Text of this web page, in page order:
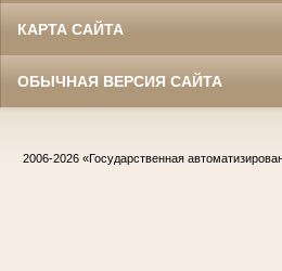
КАРТА САЙТА
ОБЫЧНАЯ ВЕРСИЯ САЙТА
2006-2026 «Государственная